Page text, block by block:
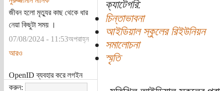
জীবন হলো মৃত্যুর কাছ থেকে ধার
নেয়া কিছুটা সময় ।
07/08/2024 - 11:53অপরাহ্ন
আরও
OpenID ব্যবহার করে লগইন
করুন:
ক্যাটেগরি:
চিন্তাভাবনা
আইডিয়াল স্কুলের রিইউনিয়ন
সমালোচনা
স্মৃতি